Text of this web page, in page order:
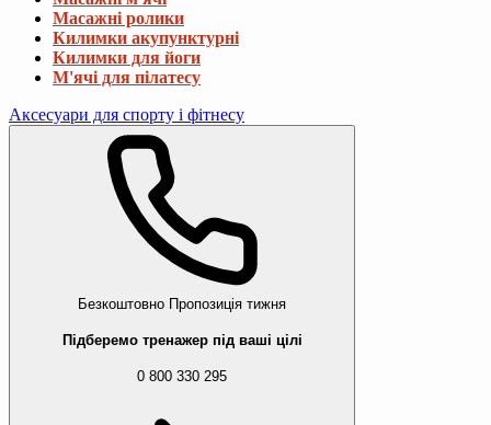
Масажні ролики
Килимки акупунктурні
Килимки для йоги
М'ячі для пілатесу
Аксесуари для спорту і фітнесу
Безкоштовно Пропозиція тижня
Підберемо тренажер під ваші цілі
0 800 330 295